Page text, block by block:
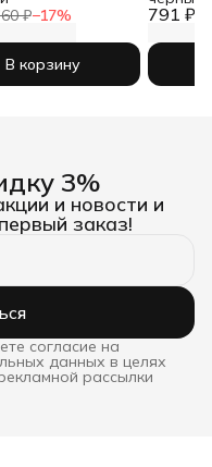
₽−17%
В корзину
791 ₽
3%
и новости и
заказ!
согласие на
данных в целях
рассылки